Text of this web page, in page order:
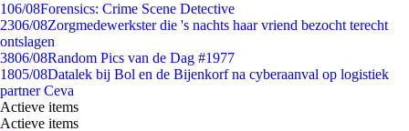
106/08Forensics: Crime Scene Detective
2306/08Zorgmedewerkster die 's nachts haar vriend bezocht terecht
ontslagen
3806/08Random Pics van de Dag #1977
1805/08Datalek bij Bol en de Bijenkorf na cyberaanval op logistiek
partner Ceva
Actieve items
Actieve items